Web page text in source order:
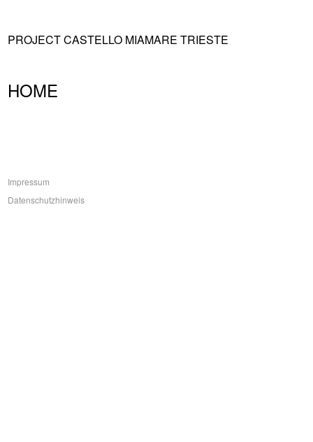
PROJECT CASTELLO MIAMARE TRIESTE
HOME
Impressum
Datenschutzhinweis